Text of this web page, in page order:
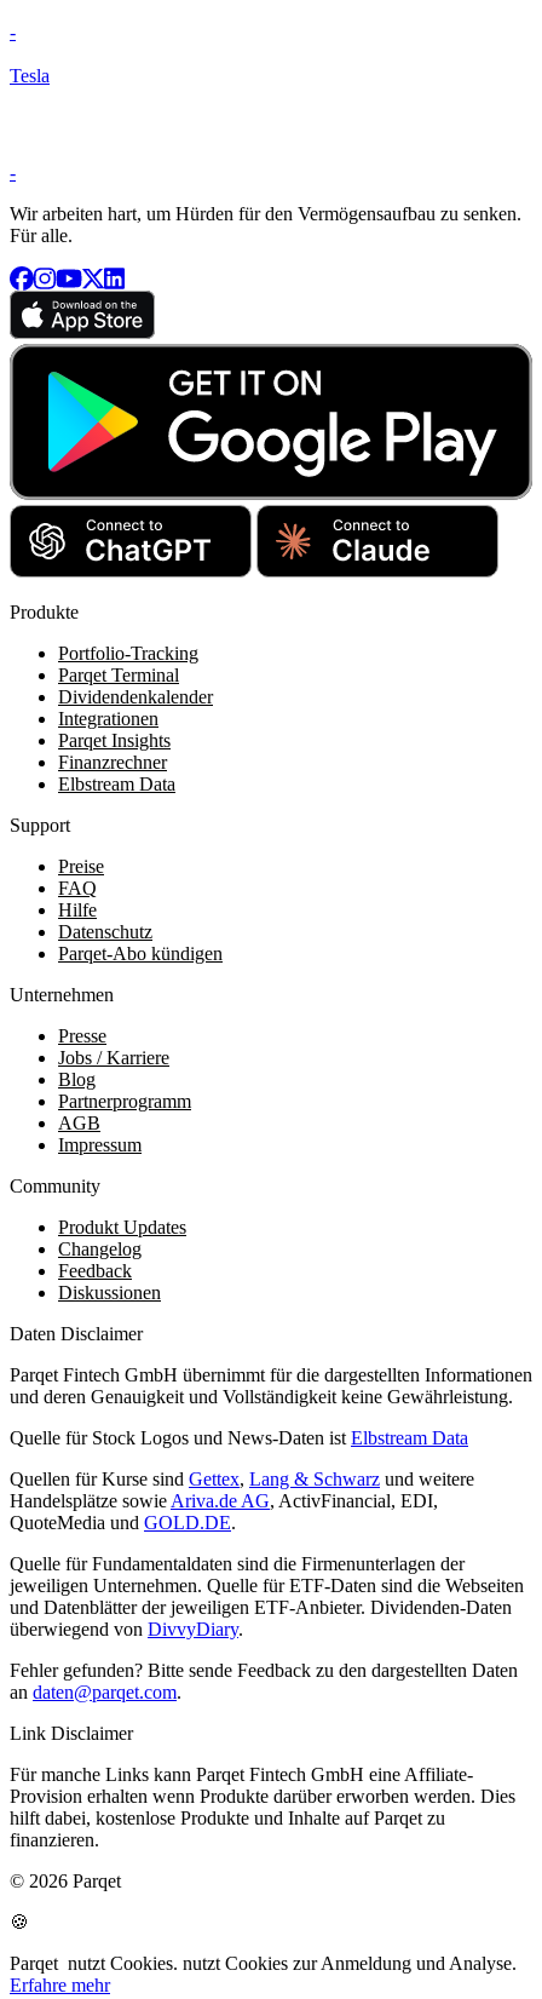
-
Tesla
-
Wir arbeiten hart, um Hürden für den Vermögensaufbau zu senken.
Für alle.
Produkte
Portfolio-Tracking
Parqet Terminal
Dividendenkalender
Integrationen
Parqet Insights
Finanzrechner
Elbstream Data
Support
Preise
FAQ
Hilfe
Datenschutz
Parqet-Abo kündigen
Unternehmen
Presse
Jobs / Karriere
Blog
Partnerprogramm
AGB
Impressum
Community
Produkt Updates
Changelog
Feedback
Diskussionen
Daten Disclaimer
Parqet Fintech GmbH übernimmt für die dargestellten Informationen
und deren Genauigkeit und Vollständigkeit keine Gewährleistung.
Quelle für Stock Logos und News-Daten ist Elbstream Data
Quellen für Kurse sind Gettex, Lang & Schwarz und weitere
Handelsplätze sowie Ariva.de AG, ActivFinancial, EDI,
QuoteMedia und GOLD.DE.
Quelle für Fundamentaldaten sind die Firmenunterlagen der
jeweiligen Unternehmen. Quelle für ETF-Daten sind die Webseiten
und Datenblätter der jeweiligen ETF-Anbieter. Dividenden-Daten
überwiegend von DivvyDiary.
Fehler gefunden? Bitte sende Feedback zu den dargestellten Daten
an daten@parqet.com.
Link Disclaimer
Für manche Links kann Parqet Fintech GmbH eine Affiliate-
Provision erhalten wenn Produkte darüber erworben werden. Dies
hilft dabei, kostenlose Produkte und Inhalte auf Parqet zu
finanzieren.
© 2026 Parqet
🍪
Parqet nutzt Cookies. nutzt Cookies zur Anmeldung und Analyse.
Erfahre mehr